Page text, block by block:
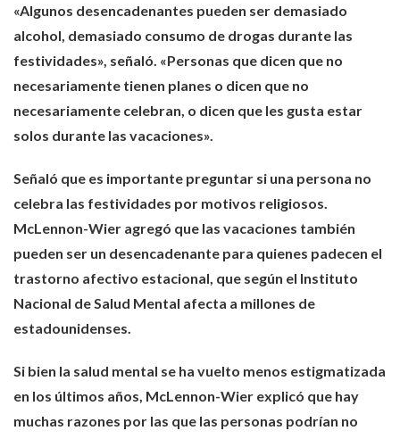
«Algunos desencadenantes pueden ser demasiado
alcohol, demasiado consumo de drogas durante las
festividades», señaló. «Personas que dicen que no
necesariamente tienen planes o dicen que no
necesariamente celebran, o dicen que les gusta estar
solos durante las vacaciones».
Señaló que es importante preguntar si una persona no
celebra las festividades por motivos religiosos.
McLennon-Wier agregó que las vacaciones también
pueden ser un desencadenante para quienes padecen el
trastorno afectivo estacional, que según el Instituto
Nacional de Salud Mental afecta a millones de
estadounidenses.
Si bien la salud mental se ha vuelto menos estigmatizada
en los últimos años, McLennon-Wier explicó que hay
muchas razones por las que las personas podrían no